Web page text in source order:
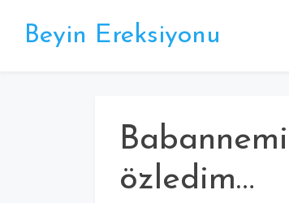
Beyin Ereksiyonu
özledim…